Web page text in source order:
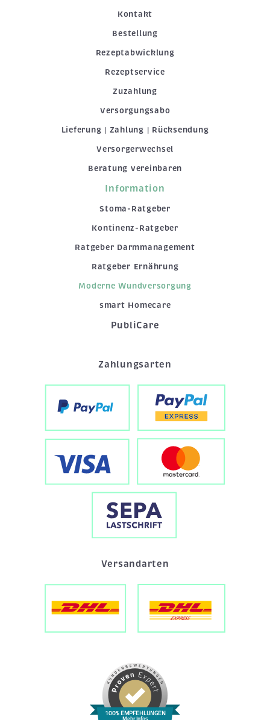
Kontakt
Bestellung
Rezeptabwicklung
Rezeptservice
Zuzahlung
Versorgungsabo
Lieferung | Zahlung | Rücksendung
Versorgerwechsel
Beratung vereinbaren
Information
Stoma-Ratgeber
Kontinenz-Ratgeber
Ratgeber Darmmanagement
Ratgeber Ernährung
Moderne Wundversorgung
smart Homecare
PubliCare
Zahlungsarten
Versandarten
100% EMPFEHLUNGEN